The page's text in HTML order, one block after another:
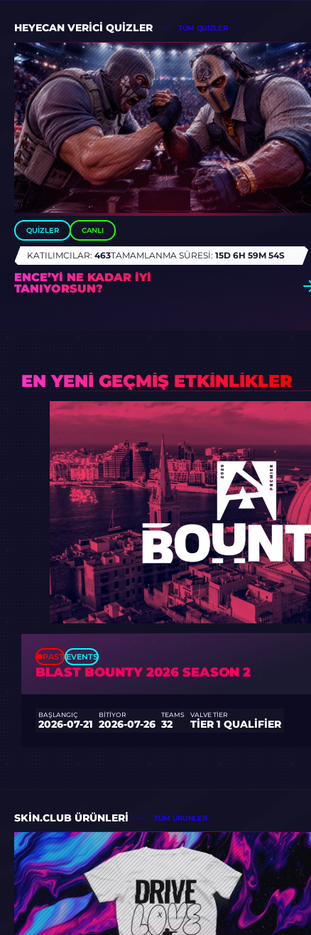
HEYECAN VERICI QUIZLER TÜM QUIZLER
QUIZLER CANLI
KATILIMCILAR: 463TAMAMLANMA SÜRESI: 15D 6H 59M 50S
ENCE’YI NE KADAR IYI
TANIYORSUN?
EN YENI GEÇMIŞ ETKINLIKLER
PAST EVENTS
BLAST BOUNTY 2026 SEASON 2
BAŞLANGIÇ
2026-07-21
BITIYOR
2026-07-26
TEAMS
32
VALVE TIER
TIER 1 QUALIFIER
SKIN.CLUB ÜRÜNLERI TÜM ÜRÜNLER